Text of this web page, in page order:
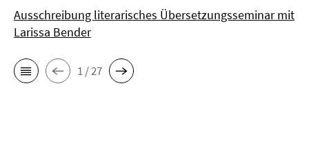
Ausschreibung literarisches Übersetzungsseminar mit
Larissa Bender
1 / 27